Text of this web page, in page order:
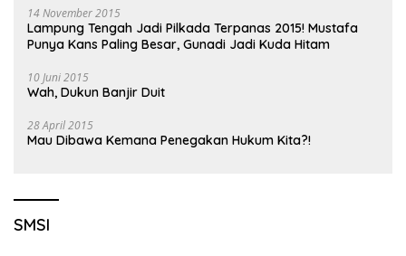
14 November 2015
Lampung Tengah Jadi Pilkada Terpanas 2015! Mustafa
Punya Kans Paling Besar, Gunadi Jadi Kuda Hitam
10 Juni 2015
Wah, Dukun Banjir Duit
28 April 2015
Mau Dibawa Kemana Penegakan Hukum Kita?!
SMSI